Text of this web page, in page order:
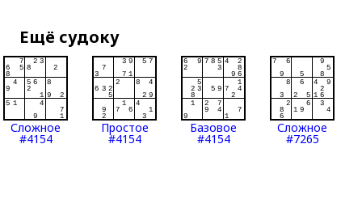
Ещё судоку
Сложное
#4154
Простое
#4154
Базовое
#4154
Сложное
#7265